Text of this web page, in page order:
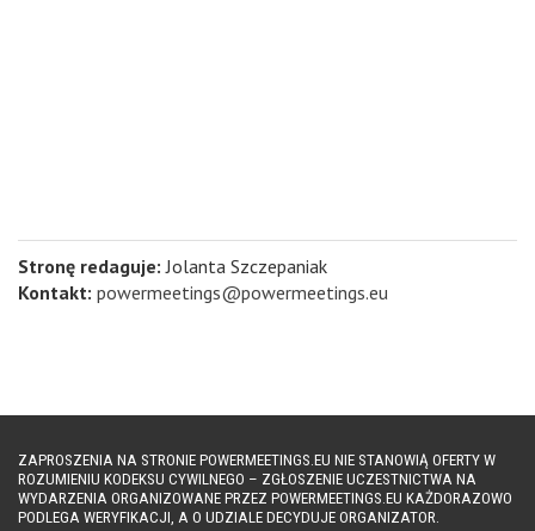
Stronę redaguje: Jolanta Szczepaniak
Kontakt: powermeetings@powermeetings.eu
ZAPROSZENIA NA STRONIE POWERMEETINGS.EU NIE STANOWIĄ OFERTY W
ROZUMIENIU KODEKSU CYWILNEGO – ZGŁOSZENIE UCZESTNICTWA NA
WYDARZENIA ORGANIZOWANE PRZEZ POWERMEETINGS.EU KAŻDORAZOWO
PODLEGA WERYFIKACJI, A O UDZIALE DECYDUJE ORGANIZATOR.